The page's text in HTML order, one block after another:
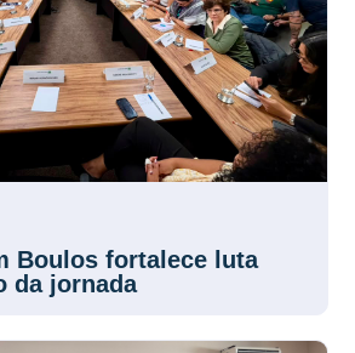
Boulos fortalece luta
da jornada